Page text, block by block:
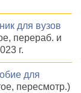
для вузов
перераб. и
г.
для
пересмотр.)